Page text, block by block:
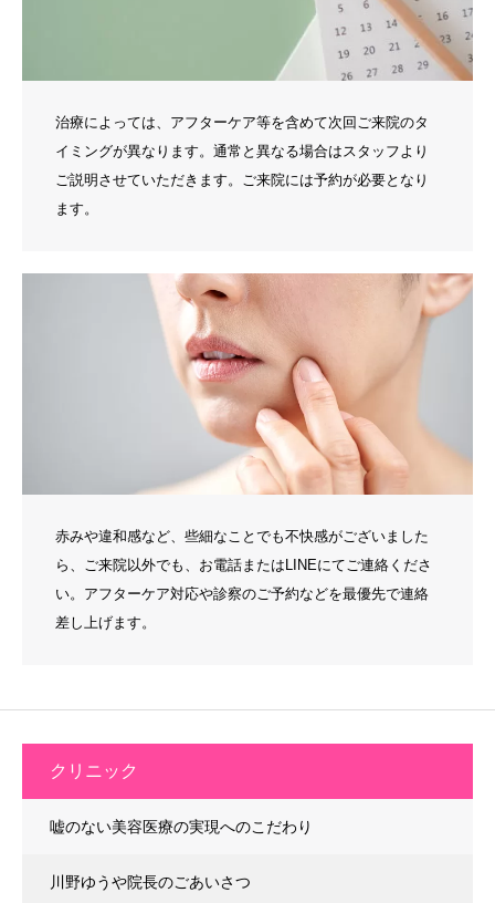
治療によっては、アフターケア等を含めて次回ご来院のタ
イミングが異なります。通常と異なる場合はスタッフより
ご説明させていただきます。ご来院には予約が必要となり
ます。
赤みや違和感など、些細なことでも不快感がございました
ら、ご来院以外でも、お電話またはLINEにてご連絡くださ
い。アフターケア対応や診察のご予約などを最優先で連絡
差し上げます。
クリニック
嘘のない美容医療の実現へのこだわり
川野ゆうや院長のごあいさつ